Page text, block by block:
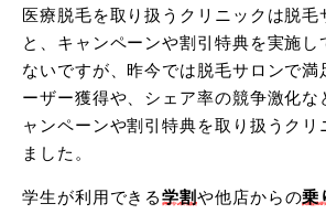
全身脱毛 5回
月額 月々
医療脱毛を取り扱うクリニックは脱毛
と、キャンペーンや割引特典を実施
ないですが、昨今では脱毛サロンで満
ーザー獲得や、シェア率の競争激化な
ャンペーンや割引特典を取り扱うクリ
ました。
学生が利用できる学割や他店からの乗